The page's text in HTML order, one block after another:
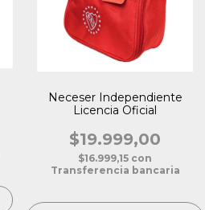
Neceser Independiente
Licencia Oficial
$19.999,00
$16.999,15 con
Transferencia bancaria